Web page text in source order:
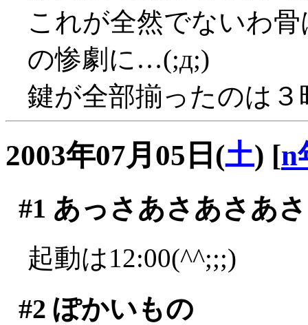
これが全然でないわ
の惨劇に…(;д;)
鍵が全部揃ったのは
2003年07月05日(土) [n
#1 あっさあさあさあ
起動は12:00(^^;;;)
#2 ぽかいもの